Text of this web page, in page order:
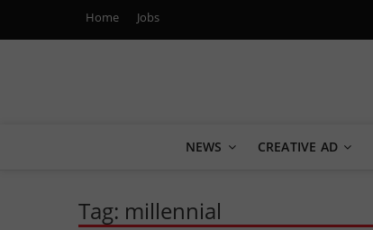
Home Jobs
Marketing Oops!
NEWS CREATIVE AD
Tag: millennial